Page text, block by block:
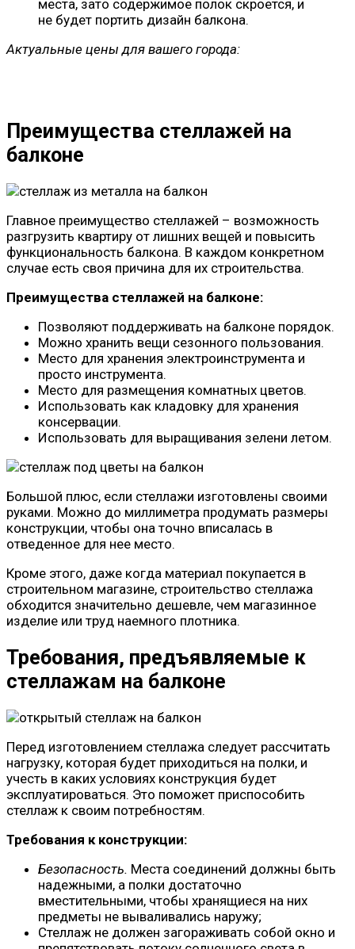
места, зато содержимое полок скроется, и
не будет портить дизайн балкона.
Актуальные цены для вашего города:
Преимущества стеллажей на
балконе
Главное преимущество стеллажей – возможность
разгрузить квартиру от лишних вещей и повысить
функциональность балкона. В каждом конкретном
случае есть своя причина для их строительства.
Преимущества стеллажей на балконе:
Позволяют поддерживать на балконе порядок.
Можно хранить вещи сезонного пользования.
Место для хранения электроинструмента и
просто инструмента.
Место для размещения комнатных цветов.
Использовать как кладовку для хранения
консервации.
Использовать для выращивания зелени летом.
Большой плюс, если стеллажи изготовлены своими
руками. Можно до миллиметра продумать размеры
конструкции, чтобы она точно вписалась в
отведенное для нее место.
Кроме этого, даже когда материал покупается в
строительном магазине, строительство стеллажа
обходится значительно дешевле, чем магазинное
изделие или труд наемного плотника.
Требования, предъявляемые к
стеллажам на балконе
Перед изготовлением стеллажа следует рассчитать
нагрузку, которая будет приходиться на полки, и
учесть в каких условиях конструкция будет
эксплуатироваться. Это поможет приспособить
стеллаж к своим потребностям.
Требования к конструкции:
Безопасность. Места соединений должны быть
надежными, а полки достаточно
вместительными, чтобы хранящиеся на них
предметы не вываливались наружу;
Стеллаж не должен загораживать собой окно и